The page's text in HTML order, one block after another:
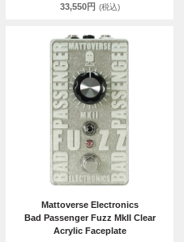
33,550円 (税込)
Mattoverse Electronics
Bad Passenger Fuzz MkII Clear
Acrylic Faceplate